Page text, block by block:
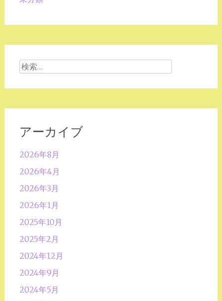
検
アーカイブ
2026年8月
2026年4月
2026年3月
2026年1月
2025年10月
2025年2月
2024年12月
2024年9月
2024年5月